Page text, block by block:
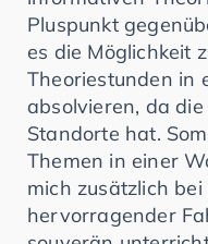
Pluspunkt
es die Möglichkeit
Theoriestunden in
absolvieren, da
Standorte hat.
Themen in einer
mich zusätzlich
hervorragender